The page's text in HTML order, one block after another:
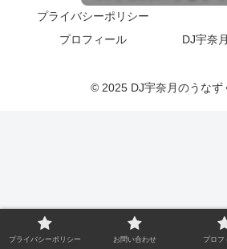
プライバシーポリシー
プロフィール
DJ宇奈
© 2025 DJ宇奈月のうなず
プライバシーポリシー お問い合わせ プロフ